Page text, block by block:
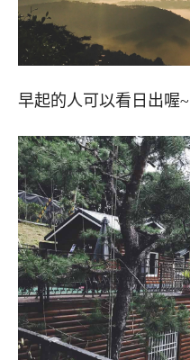
早起的人可以看日出喔~